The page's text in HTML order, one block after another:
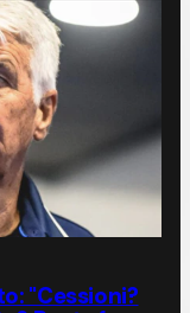
"Cessioni?